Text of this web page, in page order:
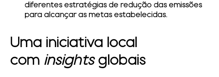
diferentes estratégias de redução das emissões
para alcançar as metas estabelecidas.
Uma iniciativa local
com insights globais